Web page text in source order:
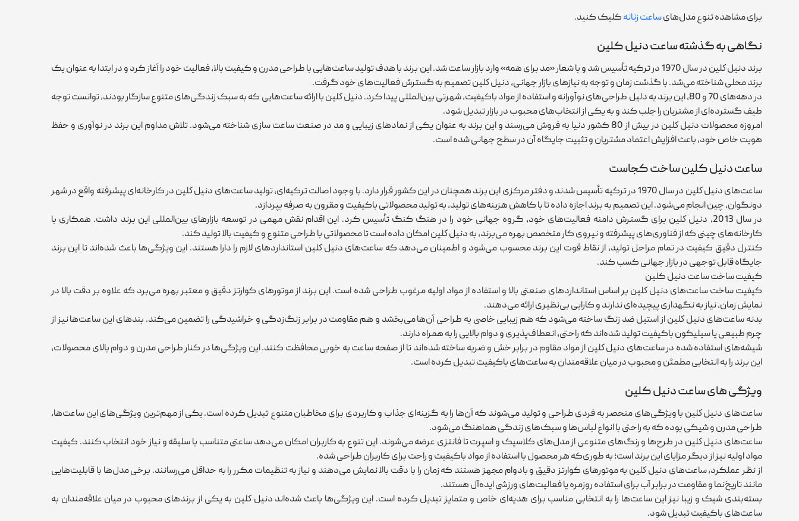
برای مشاهده تنوع مدل‌هایساعت زنانهکلیک کنید.
نگاهی به گذشته ساعت دنیل کلین
برند دنيل كلين در سال 1970 در ترکیه تأسیس شد و با شعار «مد برای همه» وارد بازار ساعت شد. این برند با هدف تولید ساعت‌هایی با طراحی مدرن و کیفیت بالا، فعالیت خود را آغاز کرد و در ابتدا به‌ عنوان یک
برند محلی شناخته می‌شد. با گذشت زمان و توجه به نیازهای بازار جهانی، دنيل كلين تصمیم به گسترش فعالیت‌های خود گرفت.
در دهه‌های 70 و 80، این برند به ‌دلیل طراحی‌های نوآورانه و استفاده از مواد باکیفیت، شهرتی بین‌المللی پیدا کرد. دنيل كلين با ارائه ساعت‌هایی که به سبک زندگی‌های متنوع سازگار بودند، توانست توجه
طیف گسترده‌ای از مشتریان را جلب کند و به یکی از انتخاب‌های محبوب در بازار تبدیل شود.
امروزه محصولات دنيل كلين در بیش از 80 کشور دنیا به فروش می‌رسند و این برند به‌ عنوان یکی از نمادهای زیبایی و مد در صنعت ساعت ‌سازی شناخته می‌شود. تلاش مداوم این برند در نوآوری و حفظ
هویت خاص خود، باعث افزایش اعتماد مشتریان و تثبیت جایگاه آن در سطح جهانی شده است.
ساعت دنیل کلین ساخت کجاست
ساعت‌های دنيل كلين در سال 1970 در ترکیه تأسیس شدند و دفتر مرکزی این برند همچنان در این کشور قرار دارد. با وجود اصالت ترکیه‌ای، تولید ساعت‌های دنيل كلين در کارخانه‌ای پیشرفته واقع در شهر
دونگوان، چین انجام می‌شود. این تصمیم به برند اجازه داده تا با کاهش هزینه‌های تولید، به تولید محصولاتی باکیفیت و مقرون ‌به‌ صرفه بپردازد.
در سال 2013، دنيل كلين برای گسترش دامنه فعالیت‌های خود، گروه جهانی خود را در هنگ کنگ تأسیس کرد. این اقدام نقش مهمی در توسعه بازارهای بین‌المللی این برند داشت. همکاری با
کارخانه‌های چینی که از فناوری‌های پیشرفته و نیروی کار متخصص بهره می‌برند، به دنيل كلين امکان داده است تا محصولاتی با طراحی متنوع و کیفیت بالا تولید کند.
کنترل دقیق کیفیت در تمام مراحل تولید، از نقاط قوت این برند محسوب می‌شود و اطمینان می‌دهد که ساعت‌های دنيل كلين استانداردهای لازم را دارا هستند. این ویژگی‌ها باعث شده‌اند تا این برند
جایگاه قابل ‌توجهی در بازار جهانی کسب کند.
کیفیت ساخت ساعت دنیل کلین
کیفیت ساخت ساعت‌های دنيل كلين بر اساس استانداردهای صنعتی بالا و استفاده از مواد اولیه مرغوب طراحی شده است. این برند از موتورهای کوارتز دقیق و معتبر بهره می‌برد که علاوه بر دقت بالا در
نمایش زمان، نیاز به نگهداری پیچیده‌ای ندارند و کارایی بی‌نظیری ارائه می‌دهند.
بدنه ساعت‌های دنيل كلين از استیل ضد زنگ ساخته می‌شود که هم زیبایی خاصی به طراحی آن‌ها می‌بخشد و هم مقاومت در برابر زنگ‌زدگی و خراشیدگی را تضمین می‌کند. بندهای این ساعت‌ها نیز از
چرم طبیعی یا سیلیکون باکیفیت تولید شده‌اند که راحتی، انعطاف‌پذیری و دوام بالایی را به همراه دارند.
شیشه‌های استفاده ‌شده در ساعت‌های دنيل كلين از مواد مقاوم در برابر خش و ضربه ساخته شده‌اند تا از صفحه ساعت به‌ خوبی محافظت کنند. این ویژگی‌ها در کنار طراحی مدرن و دوام بالای محصولات،
این برند را به انتخابی مطمئن و محبوب در میان علاقه‌مندان به ساعت‌های باکیفیت تبدیل کرده است.
ویژگی های ساعت دنیل کلین
ساعت‌های دنيل كلين با ویژگی‌های منحصر به‌ فردی طراحی و تولید می‌شوند که آن‌ها را به گزینه‌ای جذاب و کاربردی برای مخاطبان متنوع تبدیل کرده است. یکی از مهم‌ترین ویژگی‌های این ساعت‌ها،
طراحی مدرن و شیکی بوده که به ‌راحتی با انواع لباس‌ها و سبک‌های زندگی هماهنگ می‌شود.
ساعت‌های دنيل كلين در طرح‌ها و رنگ‌های متنوعی از مدل‌های کلاسیک و اسپرت تا فانتزی عرضه می‌شوند. این تنوع به کاربران امکان می‌دهد ساعتی متناسب با سلیقه و نیاز خود انتخاب کنند. کیفیت
مواد اولیه نیز از دیگر مزایای این برند است؛ به ‌طوری‌که هر محصول با استفاده از مواد باکیفیت و راحت برای کاربران طراحی شده.
از نظر عملکرد، ساعت‌های دنيل كلين به موتورهای کوارتز دقیق و بادوام مجهز هستند که زمان را با دقت بالا نمایش می‌دهند و نیاز به تنظیمات مکرر را به حداقل می‌رسانند. برخی مدل‌ها با قابلیت‌هایی
مانند تاریخ‌نما و مقاومت در برابر آب برای استفاده روزمره یا فعالیت‌های ورزشی ایده‌آل هستند.
بسته‌بندی شیک و زیبا نیز این ساعت‌ها را به انتخابی مناسب برای هدیه‌ای خاص و متمایز تبدیل کرده است. این ویژگی‌ها باعث شده‌اند دنيل كلين به یکی از برندهای محبوب در میان علاقه‌مندان به
ساعت‌های باکیفیت تبدیل شود.